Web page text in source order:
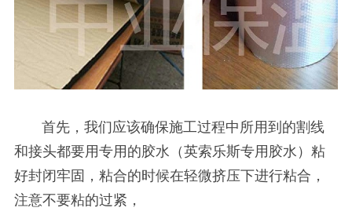
首先，我们应该确保施工过程中所用到的割线
和接头都要用专用的胶水（英索乐斯专用胶水）粘
好封闭牢固，粘合的时候在轻微挤压下进行粘合，
注意不要粘的过紧，